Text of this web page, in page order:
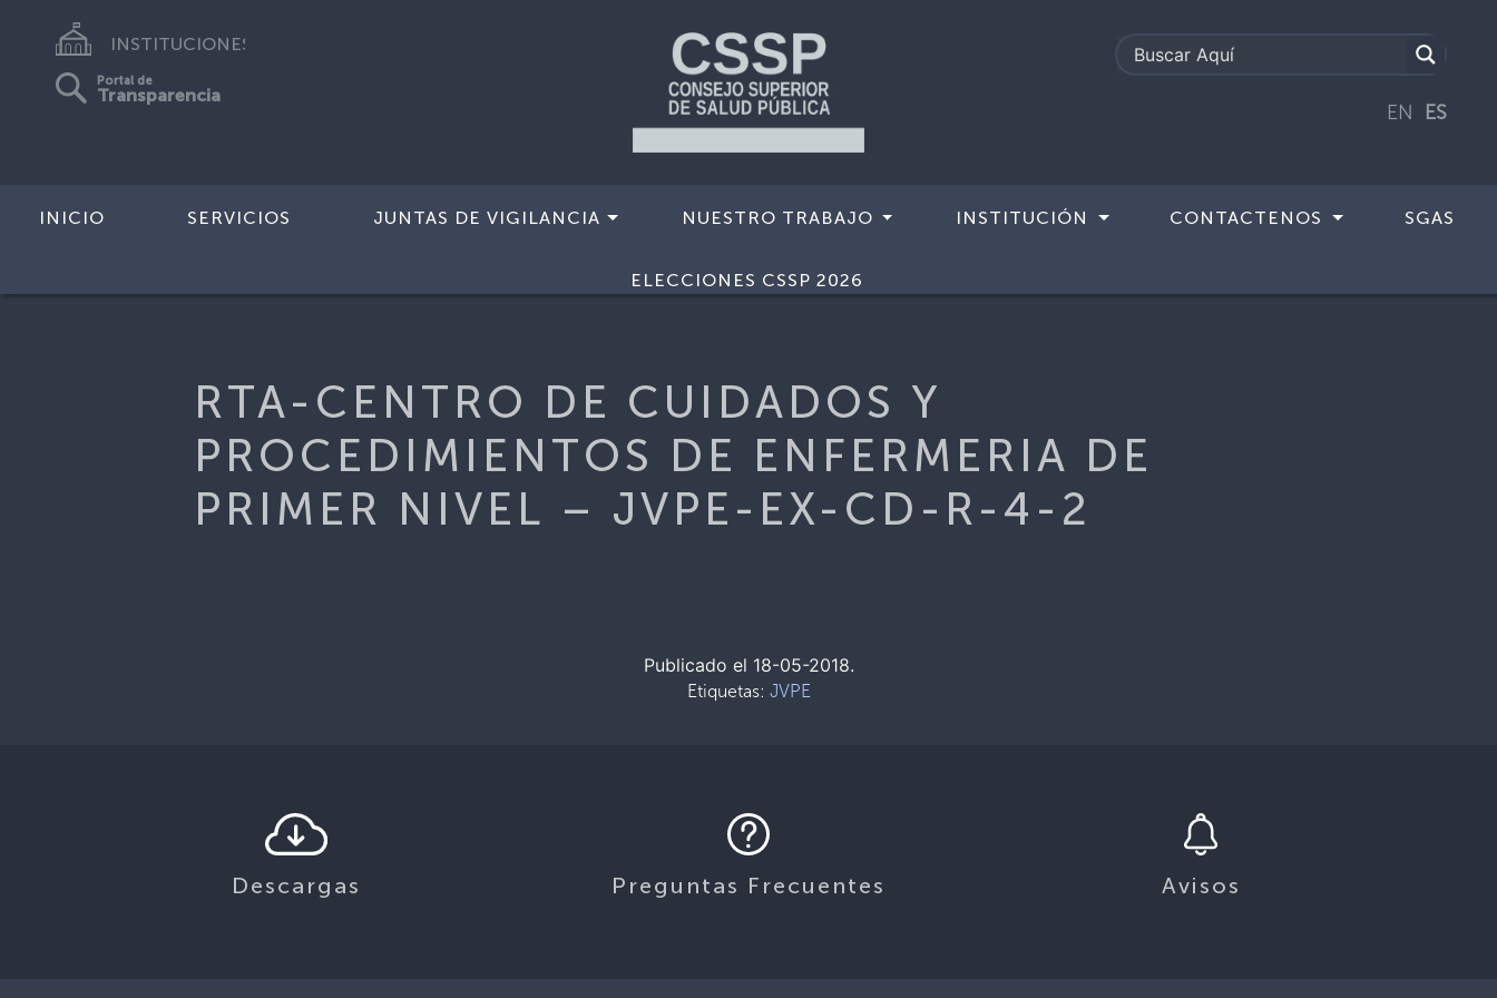
INSTITUCIONES
Portal de
Transparencia
EN ES
INICIO SERVICIOS JUNTAS DE VIGILANCIA NUESTRO TRABAJO INSTITUCIÓN CONTACTENOS SGAS
ELECCIONES CSSP 2026
RTA-CENTRO DE CUIDADOS Y PROCEDIMIENTOS DE ENFERMERIA DE PRIMER NIVEL – JVPE-EX-CD-R-4-2
RTA-CENTRO DE CUIDADOS Y
PROCEDIMIENTOS DE ENFERMERIA DE
PRIMER NIVEL – JVPE-EX-CD-R-4-2
Publicado el 18-05-2018.
Etiquetas: JVPE
Descargas Preguntas Frecuentes Avisos